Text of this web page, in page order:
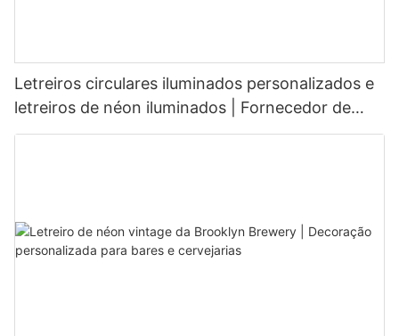
Letreiros circulares iluminados personalizados e
letreiros de néon iluminados | Fornecedor de
luzes de néon para cafés